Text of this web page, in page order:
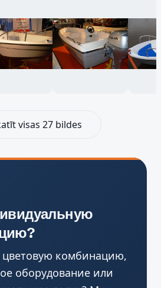
visas 27 bildes
комбинацию,
оборудование или